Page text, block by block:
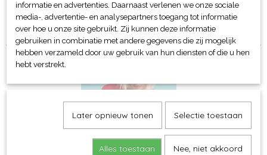
Sorteer op:
informatie en advertenties. Daarnaast verlenen we onze sociale
media-, advertentie- en analysepartners toegang tot informatie
over hoe u onze site gebruikt. Zij kunnen deze informatie
gebruiken in combinatie met andere gegevens die zij mogelijk
hebben verzameld door uw gebruik van hun diensten of die u hen
hebt verstrekt.
Later opnieuw tonen Selectie toestaan
Alles toestaan Nee, niet akkoord